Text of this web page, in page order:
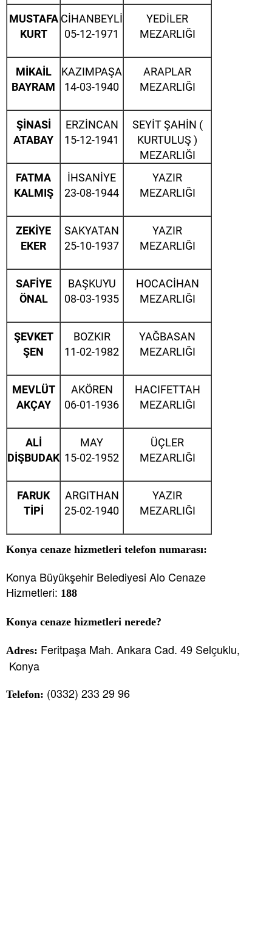
MUSTAFA
KURT
CİHANBEYLİ
05-12-1971
YEDİLER
MEZARLIĞI
MİKAİL
BAYRAM
KAZIMPAŞA
14-03-1940
ARAPLAR
MEZARLIĞI
ŞİNASİ
ATABAY
ERZİNCAN
15-12-1941
SEYİT ŞAHİN (
KURTULUŞ )
MEZARLIĞI
FATMA
KALMIŞ
İHSANİYE
23-08-1944
YAZIR
MEZARLIĞI
ZEKİYE
EKER
SAKYATAN
25-10-1937
YAZIR
MEZARLIĞI
SAFİYE
ÖNAL
BAŞKUYU
08-03-1935
HOCACİHAN
MEZARLIĞI
ŞEVKET
ŞEN
BOZKIR
11-02-1982
YAĞBASAN
MEZARLIĞI
MEVLÜT
AKÇAY
AKÖREN
06-01-1936
HACIFETTAH
MEZARLIĞI
ALİ
DİŞBUDAK
MAY
15-02-1952
ÜÇLER
MEZARLIĞI
FARUK
TİPİ
ARGITHAN
25-02-1940
YAZIR
MEZARLIĞI
Konya cenaze hizmetleri telefon numarası:
Konya Büyükşehir Belediyesi Alo Cenaze
Hizmetleri: 188
Konya cenaze hizmetleri nerede?
Adres: Feritpaşa Mah. Ankara Cad. 49 Selçuklu,
Konya
Telefon: (0332) 233 29 96